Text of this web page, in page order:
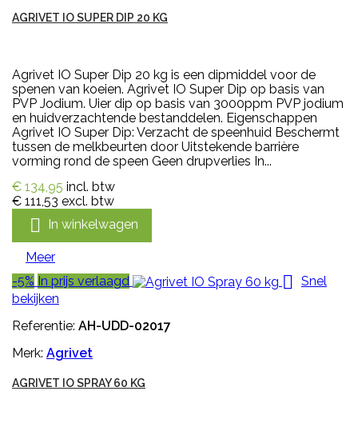
AGRIVET IO SUPER DIP 20 KG
Agrivet IO Super Dip 20 kg is een dipmiddel voor de
spenen van koeien. Agrivet IO Super Dip op basis van
PVP Jodium. Uier dip op basis van 3000ppm PVP jodium
en huidverzachtende bestanddelen. Eigenschappen
Agrivet IO Super Dip: Verzacht de speenhuid Beschermt
tussen de melkbeurten door Uitstekende barrière
vorming rond de speen Geen drupverlies In...
€ 134,95 incl. btw
€ 111,53 excl. btw
 In winkelwagen
Meer
-5% In prijs verlaagd  Snel
bekijken
Referentie: AH-UDD-02017
Merk: Agrivet
AGRIVET IO SPRAY 60 KG